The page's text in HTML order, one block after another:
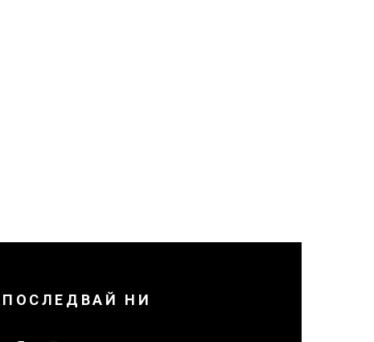
ПОСЛЕДВАЙ НИ